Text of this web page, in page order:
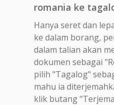
romania ke
Hanya seret dan
ke dalam borang,
dalam talian akan
dokumen sebagai
pilih "Tagalog"
mahu ia
klik butang